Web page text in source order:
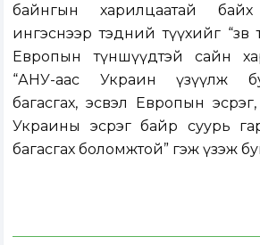
байнгын харилцаатай байх
ингэснээр тэдний түүхийг “зөв
Европын түншүүдтэй сайн
“АНУ-аас Украин үзүүлж
багасгах, эсвэл Европын
Украины эсрэг байр суурь
багасгах боломжтой” гэж үзэж